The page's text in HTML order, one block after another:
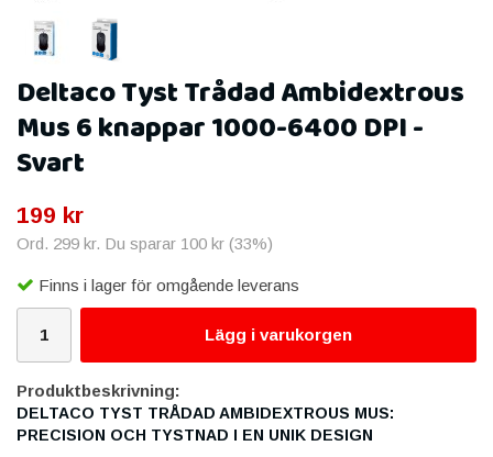
Deltaco Tyst Trådad Ambidextrous
Mus 6 knappar 1000-6400 DPI -
Svart
199 kr
Ord. 299 kr. Du sparar 100 kr (33%)
Finns i lager för omgående leverans
Lägg i varukorgen
Produktbeskrivning:
DELTACO TYST TRÅDAD AMBIDEXTROUS MUS:
PRECISION OCH TYSTNAD I EN UNIK DESIGN